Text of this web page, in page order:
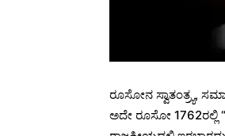
ರೂಸೋನ ಸ್ವಾತಂತ್ರ್ಯ,
ಅದೇ ರೂಸೋ